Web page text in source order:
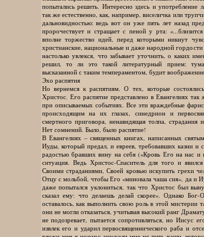
попытались решить. Интересно здесь и употребление
так же естественно, как, например, виселичка или
дальновидностью: ведь вот он уже пять лет назад
пророчествует и стращает с пеной у рта:
вполне торжество идей, перед которыми никнут
христианские, национальные и даже народной
настолько увлекся, что забывает уточнить, о каких
решил, то ли это такой литературный прием:
высказанной с таким темпераментом, будит
Эхо распятия
Но вернемся к распятиям. О тех, которые
Христос. Его распятие представлено в Евангелиях
при описываемых событиях. Все эти враждебные
происходящим на их глазах, синедрион и
смертного приговора, ненавидящая толпа,
Нет сомнений. Было, было распятие!
В Евангелиях – священных книгах, написанных
Иуды, который предал, и евреев, требовавших казни и
радостью бравших вину на себя («Кровь Его на нас и
ситуация. Ведь Христос-Спаситель для того и
Своими страданиями, Своей кровью искупить грехи
Отцу с мольбой, чтобы Его «миновала чаша сия», да и
даже попытался уклониться, так что Христос был
сказал ему: что делаешь делай скорее». Однако
оставалось, как выполнить свою роль в этой
они не могли отказаться, учитывая высокий ранг
не подозревает, пытается сопротивляться, но Иисус
извлек его и ударил первосвященнического раба и